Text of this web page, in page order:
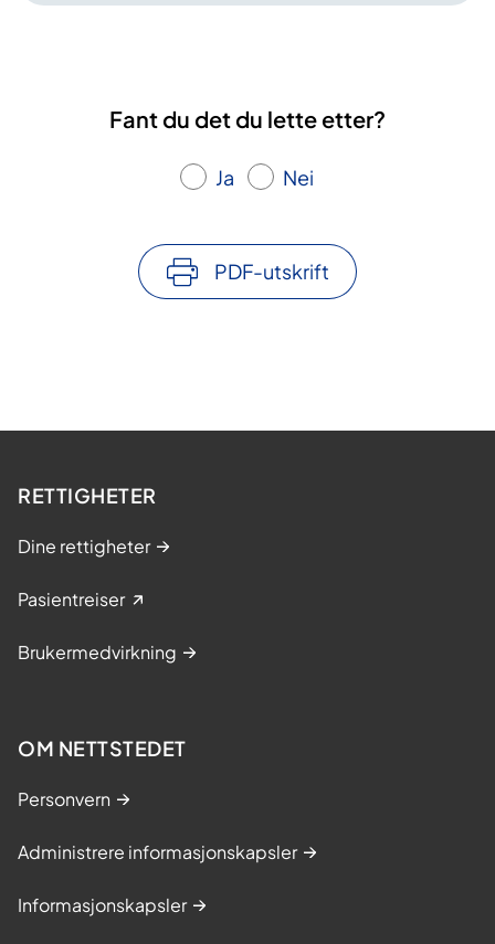
Fant du det du lette etter?
Ja Nei
PDF-utskrift
RETTIGHETER
Dine rettigheter
Pasientreiser
Brukermedvirkning
OM NETTSTEDET
Personvern
Administrere informasjonskapsler
Informasjonskapsler